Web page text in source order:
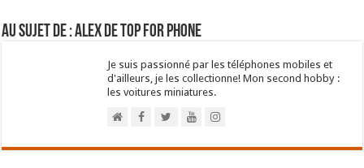
Au sujet de : Alex de Top For Phone
Je suis passionné par les téléphones mobiles et
d'ailleurs, je les collectionne! Mon second hobby :
les voitures miniatures.